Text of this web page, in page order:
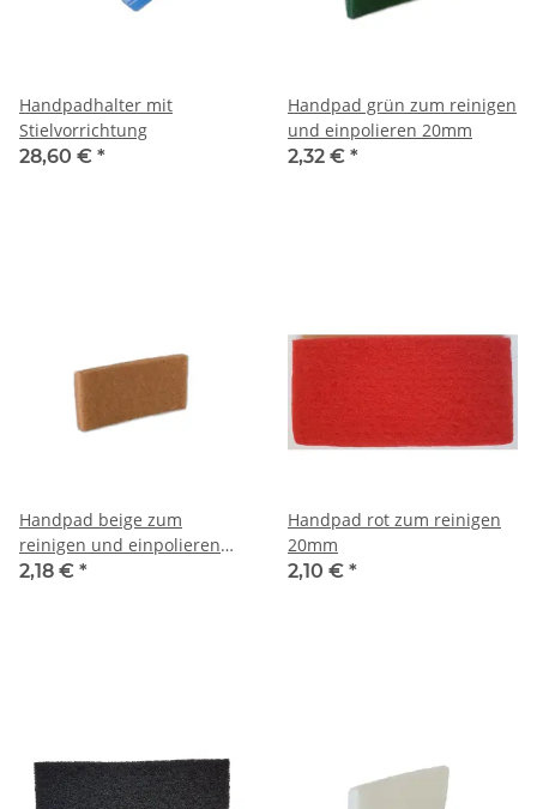
Handpadhalter mit
Stielvorrichtung
28,60 € *
Handpad grün zum reinigen
und einpolieren 20mm
2,32 € *
Handpad beige zum
reinigen und einpolieren
20mm
2,18 € *
Handpad rot zum reinigen
20mm
2,10 € *